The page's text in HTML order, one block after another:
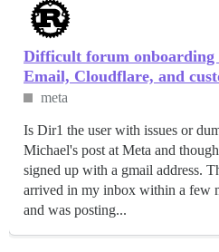
Difficult forum
Email, Cloudflare, and
meta
Is Dir1 the user with issues or
Michael's post at Meta and
signed up with a gmail address.
arrived in my inbox within a few
and was posting...